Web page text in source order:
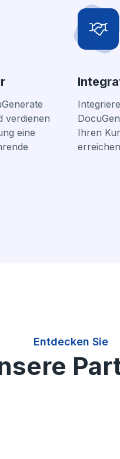
verdienen
eine
Ihren
Entdecken Sie